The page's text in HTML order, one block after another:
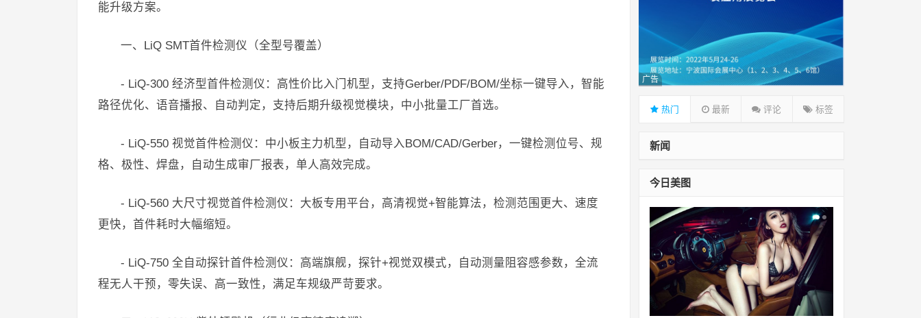
能升级方案。
一、LiQ SMT首件检测仪（全型号覆盖）
- LiQ-300 经济型首件检测仪：高性价比入门机型，支持Gerber/PDF/BOM/坐标一键导入，智能
路径优化、语音播报、自动判定，支持后期升级视觉模块，中小批量工厂首选。
- LiQ-550 视觉首件检测仪：中小板主力机型，自动导入BOM/CAD/Gerber，一键检测位号、规
格、极性、焊盘，自动生成审厂报表，单人高效完成。
- LiQ-560 大尺寸视觉首件检测仪：大板专用平台，高清视觉+智能算法，检测范围更大、速度
更快，首件耗时大幅缩短。
- LiQ-750 全自动探针首件检测仪：高端旗舰，探针+视觉双模式，自动测量阻容感参数，全流
程无人干预，零失误、高一致性，满足车规级严苛要求。
广告
热门 最新 评论 标签
新闻
今日美图